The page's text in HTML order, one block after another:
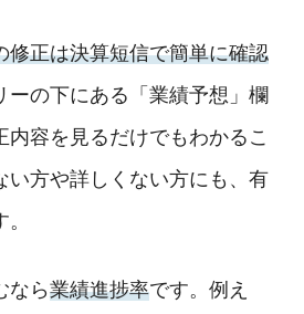
修正は決算短信で簡単に確認
ーの下にある「業績予想」欄
内容を見るだけでもわかるこ
い方や詳しくない方にも、有
なら業績進捗率です。例え